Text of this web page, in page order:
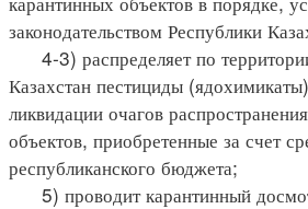
законодательством Республики
4-3) распределяет по
Казахстан пестициды
ликвидации очагов
объектов, приобретенные за счет
республиканского бюджета;
5) проводит карантинный